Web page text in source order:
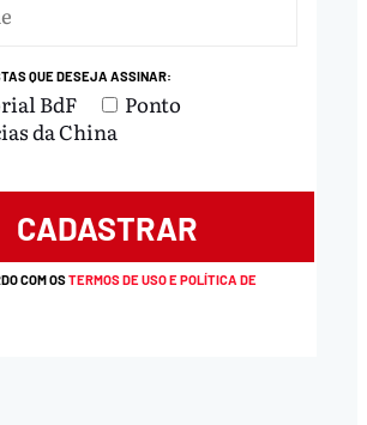
QUE DESEJA ASSINAR:
BdF
Ponto
da China
COM OSTERMOS DE USO E POLÍTICA DE